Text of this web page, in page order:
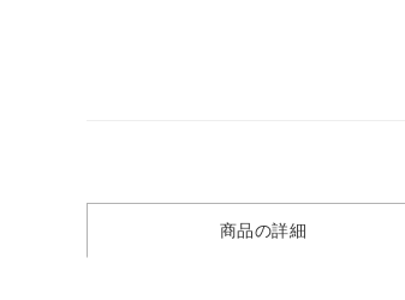
商品の詳細